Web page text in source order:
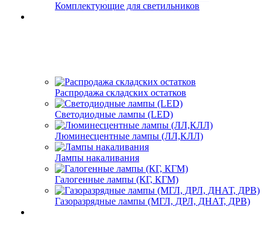
Комплектующие для светильников
Распродажа складских остатков
Светодиодные лампы (LED)
Люминесцентные лампы (ЛЛ,КЛЛ)
Лампы накаливания
Галогенные лампы (КГ, КГМ)
Газоразрядные лампы (МГЛ, ДРЛ, ДНАТ, ДРВ)